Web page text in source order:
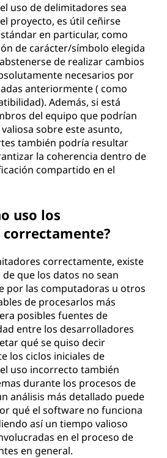
uso de delimitadores sea
proyecto, es útil ceñirse
en particular, como
de carácter/símbolo elegida
de realizar cambios
necesarios por
anteriormente ( como
Además, si está
del equipo que podrían
sobre este asunto,
también podría resultar
la coherencia dentro de
compartido en el
uso los
correctamente, existe
que los datos no sean
por las computadoras u otros
de procesarlos más
posibles fuentes de
entre los desarrolladores
qué se quiso decir
los ciclos iniciales de
uso incorrecto también
durante los procesos de
análisis más detallado puede
qué el software no funciona
así un tiempo valioso
en el proceso de
en general.